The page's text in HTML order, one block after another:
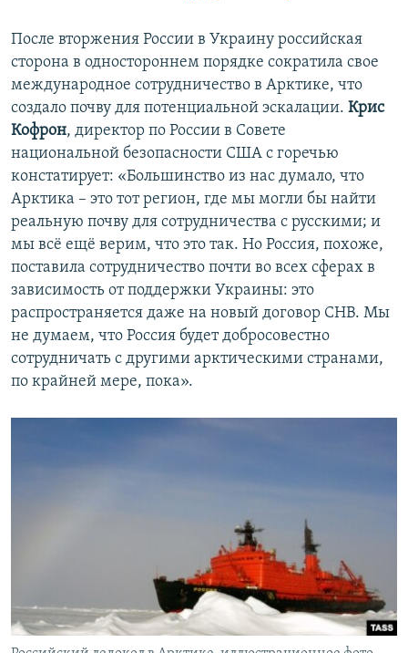
После вторжения России в Украину российская
сторона в одностороннем порядке сократила свое
международное сотрудничество в Арктике, что
создало почву для потенциальной эскалации. Крис
Кофрон, директор по России в Совете
национальной безопасности США с горечью
констатирует: «Большинство из нас думало, что
Арктика – это тот регион, где мы могли бы найти
реальную почву для сотрудничества с русскими; и
мы всё ещё верим, что это так. Но Россия, похоже,
поставила сотрудничество почти во всех сферах в
зависимость от поддержки Украины: это
распространяется даже на новый договор СНВ. Мы
не думаем, что Россия будет добросовестно
сотрудничать с другими арктическими странами,
по крайней мере, пока».